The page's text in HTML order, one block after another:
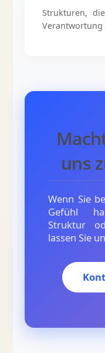
Strukturen,
Verantwortung
uns
Wenn Sie
Gefühl
Struktur
lassen Sie